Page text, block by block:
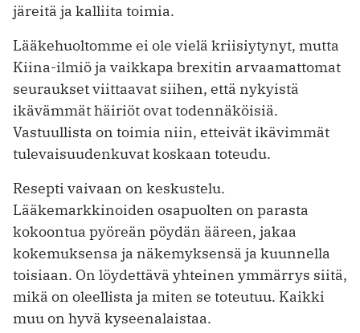
järeitä ja kalliita toimia.
Lääkehuoltomme ei ole vielä kriisiytynyt, mutta
Kiina-ilmiö ja vaikkapa brexitin arvaamattomat
seuraukset viittaavat siihen, että nykyistä
ikävämmät häiriöt ovat todennäköisiä.
Vastuullista on toimia niin, etteivät ikävimmät
tulevaisuudenkuvat koskaan toteudu.
Resepti vaivaan on keskustelu.
Lääkemarkkinoiden osapuolten on parasta
kokoontua pyö­reän pöydän ääreen, jakaa
kokemuksensa ja näkemyksensä ja kuunnella
toisiaan. On löydettävä yhteinen ymmärrys siitä,
mikä on oleellista ja miten se toteutuu. Kaikki
muu on hyvä kyseenalaistaa.